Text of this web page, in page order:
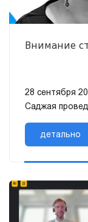
Внимание
28 сентября
Саджая
персональных
черездетально